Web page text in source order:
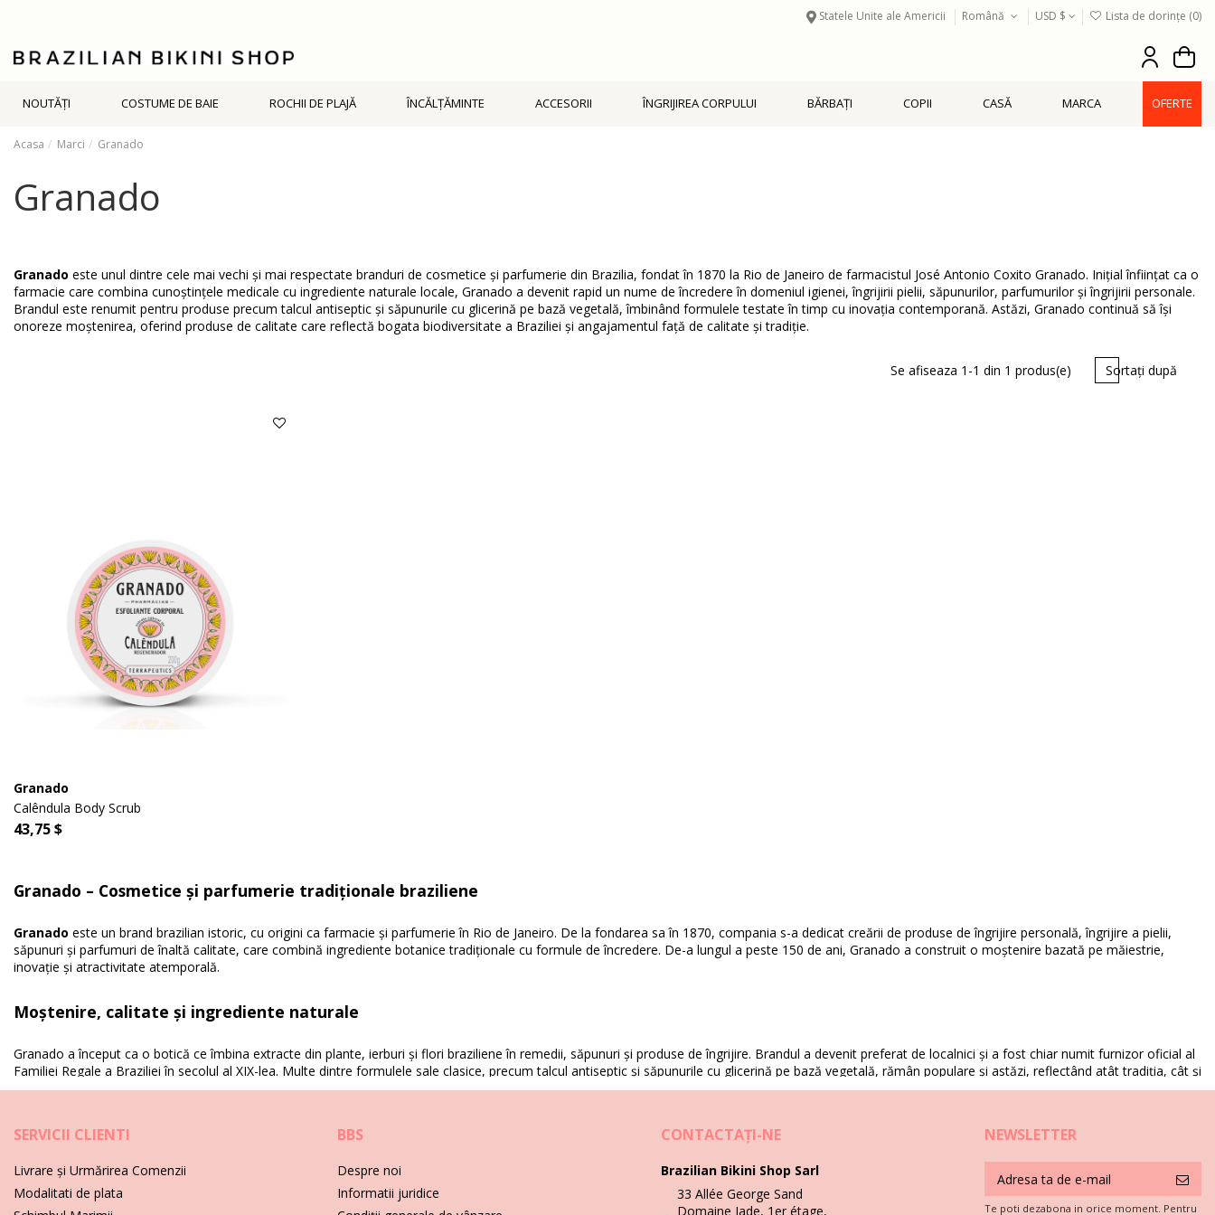
Statele Unite ale Americii Română USD $ Lista de dorințe (0)
NOUTĂŢI COSTUME DE BAIE ROCHII DE PLAJĂ ÎNCĂLŢĂMINTE ACCESORII ÎNGRIJIREA CORPULUI BĂRBAŢI COPII CASĂ MARCA OFERTE
Acasa Marci Granado
Granado
Granado este unul dintre cele mai vechi și mai respectate branduri de cosmetice și parfumerie din Brazilia, fondat în 1870 la Rio de Janeiro de farmacistul José Antonio Coxito Granado. Inițial înființat ca o
farmacie care combina cunoștințele medicale cu ingrediente naturale locale, Granado a devenit rapid un nume de încredere în domeniul igienei, îngrijirii pielii, săpunurilor, parfumurilor și îngrijirii personale.
Brandul este renumit pentru produse precum talcul antiseptic și săpunurile cu glicerină pe bază vegetală, îmbinând formulele testate în timp cu inovația contemporană. Astăzi, Granado continuă să își
onoreze moștenirea, oferind produse de calitate care reflectă bogata biodiversitate a Braziliei și angajamentul față de calitate și tradiție.
Se afiseaza 1-1 din 1 produs(e) Sortați după
Granado
Calêndula Body Scrub
43,75 $
Granado – Cosmetice și parfumerie tradiționale braziliene
Granado este un brand brazilian istoric, cu origini ca farmacie și parfumerie în Rio de Janeiro. De la fondarea sa în 1870, compania s-a dedicat creării de produse de îngrijire personală, îngrijire a pielii,
săpunuri și parfumuri de înaltă calitate, care combină ingrediente botanice tradiționale cu formule de încredere. De-a lungul a peste 150 de ani, Granado a construit o moștenire bazată pe măiestrie,
inovație și atractivitate atemporală.
Moștenire, calitate și ingrediente naturale
Granado a început ca o botică ce îmbina extracte din plante, ierburi și flori braziliene în remedii, săpunuri și produse de îngrijire. Brandul a devenit preferat de localnici și a fost chiar numit furnizor oficial al
Familiei Regale a Braziliei în secolul al XIX-lea. Multe dintre formulele sale clasice, precum talcul antiseptic și săpunurile cu glicerină pe bază vegetală, rămân populare și astăzi, reflectând atât tradiția, cât și
eficiența.
Gamă largă de produse pentru îngrijire personală
Astăzi, gama de produse Granado include săpunuri parfumate, produse pentru îngrijirea corpului, îngrijirea pielii, parfumuri, arome pentru casă și multe altele. Angajat față de calitate și inovație, brandul
continuă să își dezvolte colecțiile, respectându-și moștenirea și atenția la detalii, făcând produsele sale îndrăgite de generații întregi.
SERVICII CLIENTI
Livrare și Urmărirea Comenzii
Modalitati de plata
BBS
Despre noi
Informatii juridice
CONTACTAŢI-NE
Brazilian Bikini Shop Sarl
33 Allée George Sand
Domaine Jade, 1er étage,
NEWSLETTER
Te poti dezabona in orice moment. Pentru